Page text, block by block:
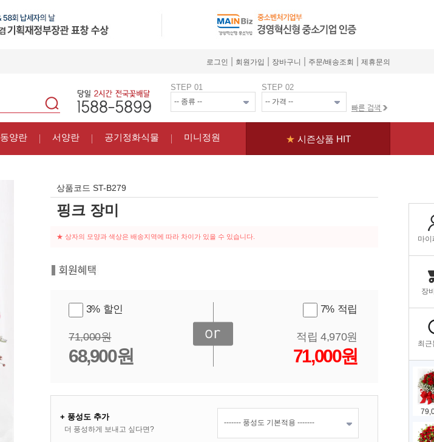
로그인 회원가입 장바구니 주문/배송조회 제휴문의
STEP 01 STEP 02
동양란 서양란 공기정화식물 미니정원 ★ 시즌상품 HIT
상품코드 ST-B279
핑크 장미
★ 상자의 모양과 색상은 배송지역에 따라 차이가 있을 수 있습니다.
3% 할인
71,000원
68,900원
7% 적립
적립 4,970원
71,000원
+ 풍성도 추가
더 풍성하게 보내고 싶다면?